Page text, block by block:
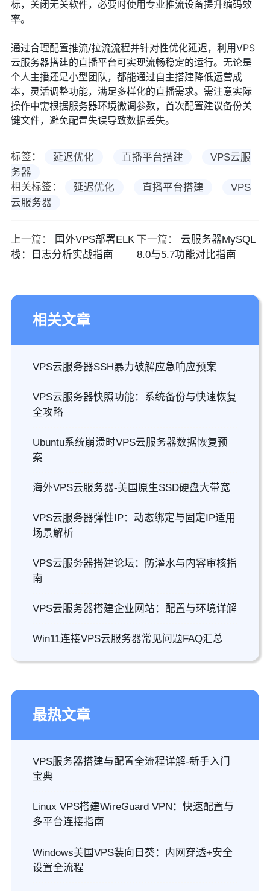
标，关闭无关软件，必要时使用专业推流设备提升编码效
率。
通过合理配置推流/拉流流程并针对性优化延迟，利用VPS
云服务器搭建的直播平台可实现流畅稳定的运行。无论是
个人主播还是小型团队，都能通过自主搭建降低运营成
本，灵活调整功能，满足多样化的直播需求。需注意实际
操作中需根据服务器环境微调参数，首次配置建议备份关
键文件，避免配置失误导致数据丢失。
标签： 延迟优化 直播平台搭建
VPS云服
务器
相关标签：
延迟优化 直播平台搭建
VPS
云服务器
上一篇：
国外VPS部署ELK
栈：日志分析实战指南
下一篇：
云服务器MySQL
8.0与5.7功能对比指南
相关文章
VPS云服务器SSH暴力破解应急响应预案
VPS云服务器快照功能：系统备份与快速恢复
全攻略
Ubuntu系统崩溃时VPS云服务器数据恢复预
案
海外VPS云服务器-美国原生SSD硬盘大带宽
VPS云服务器弹性IP：动态绑定与固定IP适用
场景解析
VPS云服务器搭建论坛：防灌水与内容审核指
南
VPS云服务器搭建企业网站：配置与环境详解
Win11连接VPS云服务器常见问题FAQ汇总
最热文章
VPS服务器搭建与配置全流程详解-新手入门
宝典
Linux VPS搭建WireGuard VPN：快速配置与
多平台连接指南
Windows美国VPS装向日葵：内网穿透+安全
设置全流程